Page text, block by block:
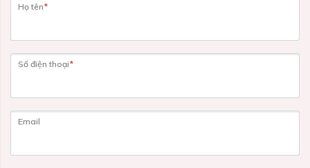
Họ tên*
Số điện thoại*
Email